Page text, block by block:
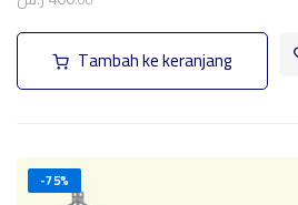
Tambah ke keranjang
-75%